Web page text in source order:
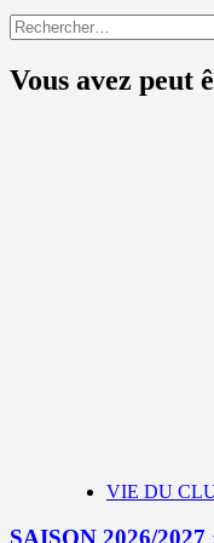
Rechercher :
Vous avez peut
VIE DU